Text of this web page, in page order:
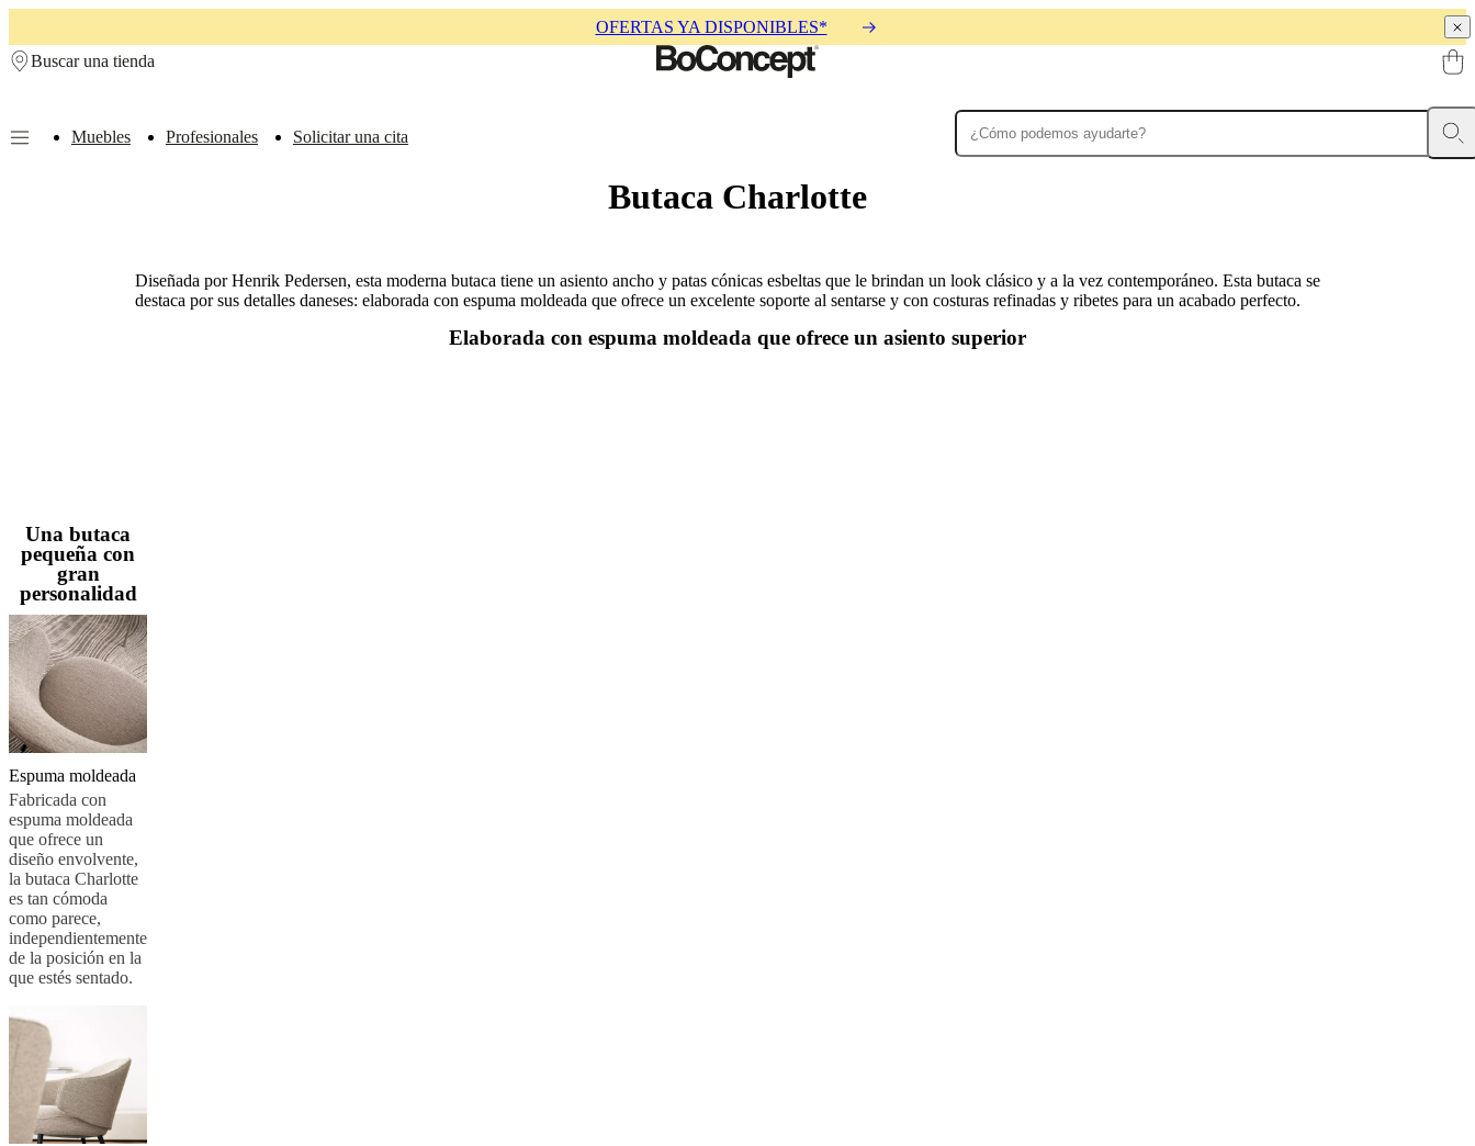
OFERTAS YA DISPONIBLES*
Buscar una tienda
Muebles Profesionales Solicitar una cita
AccesoriosColeccionesColecciones
muebles EspaciosSalas
libreEspacios
pequeñosOficinas
en
casa BoConcept
+
Helena
ChristensenInspiración
al
del
productoInstrucciones
de
montajeGarantía
de
decoración
de
interiores
gratisSolicita
muestras
gratisBuscar
tienda
BoConcept
Valores
social
corporativa
historiaSala
Butaca Charlotte
Diseñada por Henrik Pedersen, esta moderna butaca tiene un asiento ancho y patas cónicas esbeltas que le brindan un look clásico y a la vez contemporáneo. Esta butaca se
destaca por sus detalles daneses: elaborada con espuma moldeada que ofrece un excelente soporte al sentarse y con costuras refinadas y ribetes para un acabado perfecto.
Elaborada con espuma moldeada que ofrece un asiento superior
Una butaca
pequeña con
gran
personalidad
Espuma moldeada
Fabricada con
espuma moldeada
que ofrece un
diseño envolvente,
la butaca Charlotte
es tan cómoda
como parece,
independientemente
de la posición en la
que estés sentado.